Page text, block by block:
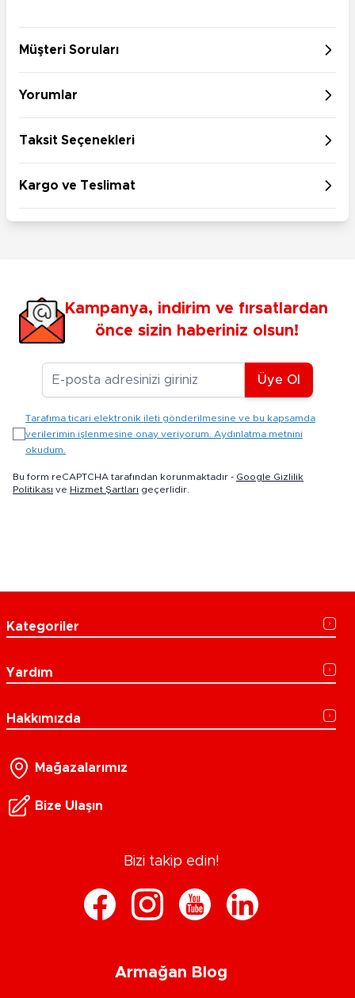
Müşteri Soruları
Yorumlar
Taksit Seçenekleri
Kargo ve Teslimat
Kampanya, indirim ve fırsatlardan
önce sizin haberiniz olsun!
E-posta Adresiniz
Üye Ol
Tarafıma ticari elektronik ileti gönderilmesine ve bu kapsamda
verilerimin işlenmesine onay veriyorum. Aydınlatma metnini
okudum.
Bu form reCAPTCHA tarafından korunmaktadır - Google Gizlilik
Politikası ve Hizmet Şartları geçerlidir.
Kategoriler
Yardım
Hakkımızda
Mağazalarımız
Bize Ulaşın
Bizi takip edin!
Armağan Blog